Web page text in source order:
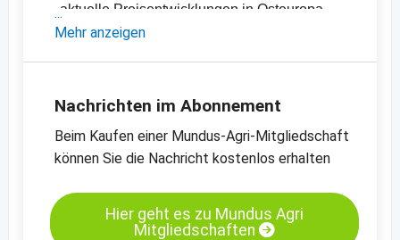
- aktuelle Preisentwicklungen in Osteuropa
-Preischart für Sonnenblumenkerne,
ungeschält, schwarz, Bulgarien
Mehr anzeigen
Nachrichten im Abonnement
Beim Kaufen einer Mundus-Agri-Mitgliedschaft
können Sie die Nachricht kostenlos erhalten
Hier geht es zu Mundus Agri
Mitgliedschaften